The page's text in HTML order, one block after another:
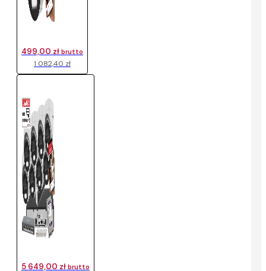
1 082,40 zł
499,00 zł brutto
5 649,00 zł brutto